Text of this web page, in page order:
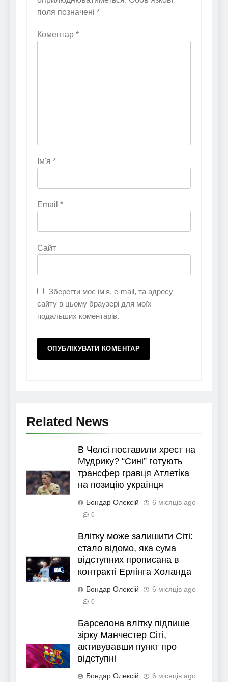
поля позначені *
Коментар *
Ім'я *
Email *
Сайт
Зберегти моє ім'я, e-mail, та адресу
сайту в цьому браузері для моїх
подальших коментарів.
Related News
В Челсі поставили хрест на
Мудрику? “Сині” готують
трансфер гравця Атлетіка
на позицію українця
Бондар Олексій 6 місяців ago
0
Влітку може залишити Сіті:
стало відомо, яка сума
відступних прописана в
контракті Ерлінга Холанда
Бондар Олексій 6 місяців ago
0
Барселона влітку підпише
зірку Манчестер Сіті,
активувавши пункт про
відступні
Бондар Олексій 6 місяців ago